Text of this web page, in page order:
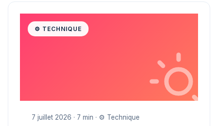
⚙️ TECHNIQUE
7 juillet 2026 · 7 min · ⚙️ Technique